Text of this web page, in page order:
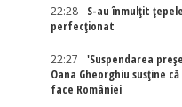
22:28
S-au înmulțit
perfecționat
22:27
'Suspendarea
Oana Gheorghiu susține
face României